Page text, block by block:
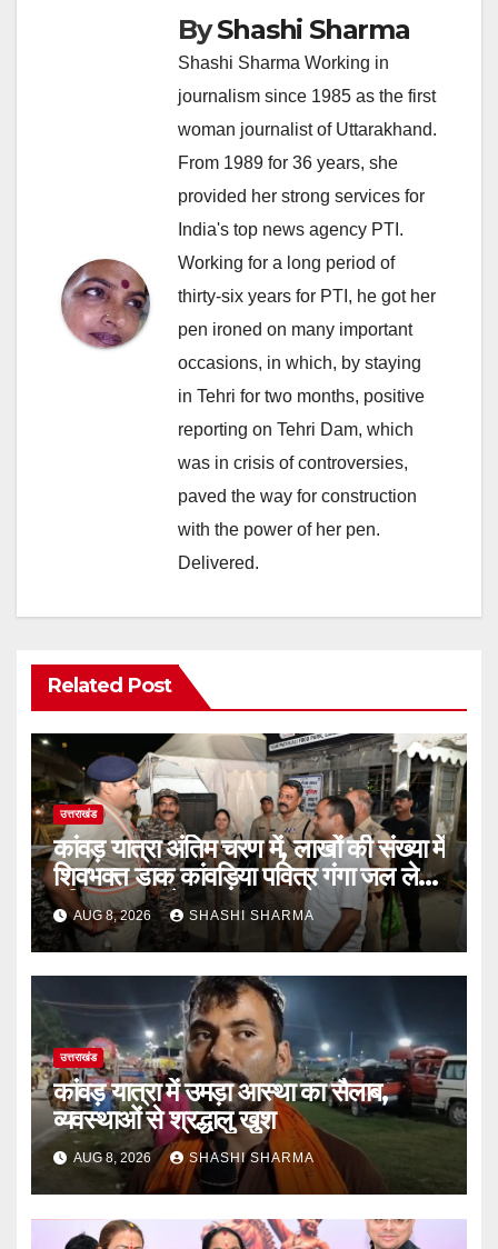
ByShashi Sharma
Shashi Sharma Working in
journalism since 1985 as the first
woman journalist of Uttarakhand.
From 1989 for 36 years, she
provided her strong services for
India's top news agency PTI.
Working for a long period of
thirty-six years for PTI, he got her
pen ironed on many important
occasions, in which, by staying
in Tehri for two months, positive
reporting on Tehri Dam, which
was in crisis of controversies,
paved the way for construction
with the power of her pen.
Delivered.
Related Post
उत्तराखंड
कांवड़ यात्रा अंतिम चरण में, लाखों की संख्या में
शिवभक्त डाक कांवड़िया पवित्र गंगा जल लेने
हरिद्वार पहुंच रहे
AUG 8, 2026 SHASHI SHARMA
उत्तराखंड
कांवड़ यात्रा में उमड़ा आस्था का सैलाब,
व्यवस्थाओं से श्रद्धालु खुश
AUG 8, 2026 SHASHI SHARMA